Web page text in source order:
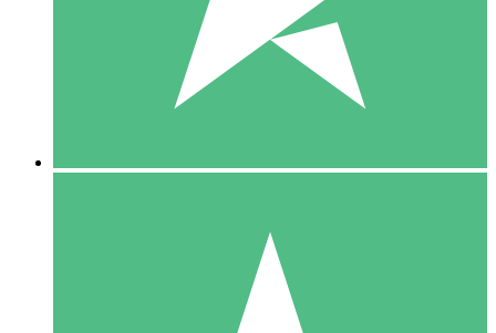
1000
10 Downloads
20 00